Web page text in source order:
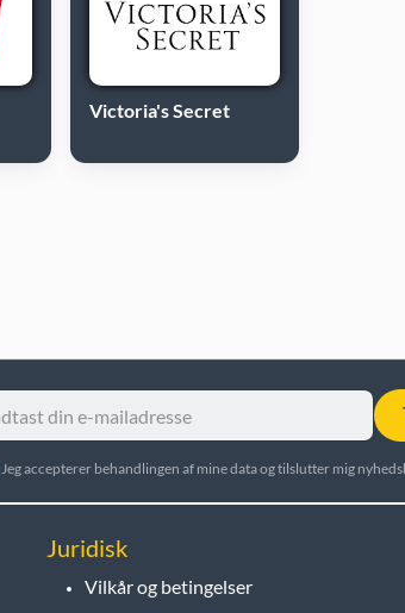
Victoria's Secret
Jeg accepterer behandlingen af mine data og tilslutter mig
Juridisk
Vilkår og betingelser